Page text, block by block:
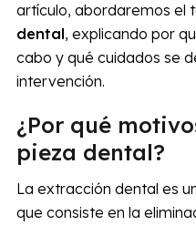
artículo, abordaremos el
dental, explicando por
cabo y qué cuidados se
intervención.
¿Por qué
pieza dental?
La extracción dental es
que consiste en la